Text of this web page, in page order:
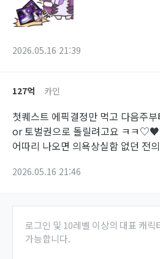
2026.05.16 21:39
127억 카인
첫퀘스트 에픽결정만 먹고 다음주
or 토벌권으로 돌릴려고요 ㅋㅋ
어따리 나오면 의욕상실함 없던 전
2026.05.16 21:46
로그인 및 10레벨 이상의 대표 캐릭
가능합니다.